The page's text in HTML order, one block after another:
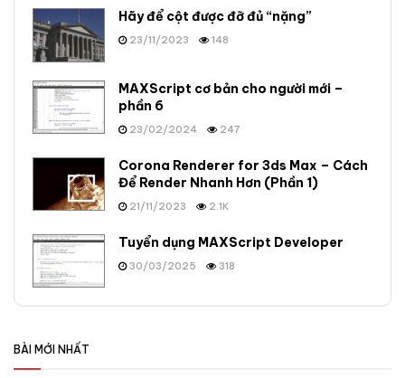
Hãy để cột được đỡ đủ “nặng”
23/11/2023 148
MAXScript cơ bản cho người mới –
phần 6
23/02/2024 247
Corona Renderer for 3ds Max – Cách
Để Render Nhanh Hơn (Phần 1)
21/11/2023 2.1K
Tuyển dụng MAXScript Developer
30/03/2025 318
BÀI MỚI NHẤT